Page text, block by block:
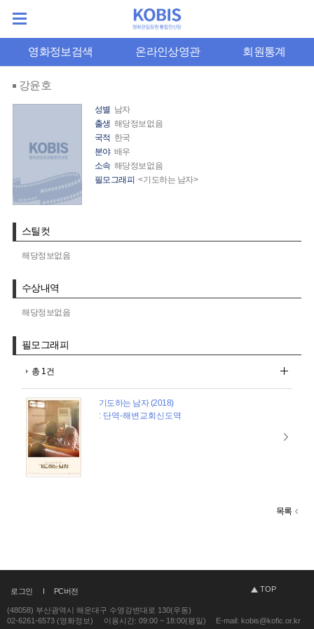
영화정보검색 온라인상영관 회원통계
강윤호
성별 남자
출생 해당정보없음
국적 한국
분야 배우
소속 해당정보없음
필모그래피 <기도하는 남자>
스틸컷
해당정보없음
수상내역
해당정보없음
필모그래피
총 1건
기도하는 남자 (2018)
: 단역-해변교회신도역
목록
로그인 PC버전 TOP
(48058) 부산광역시 해운대구 수영강변대로 130(우동)
02-6261-6573 (영화정보)
이용시간: 09:00 ~ 18:00(평일) E-mail: kobis@kofic.or.kr